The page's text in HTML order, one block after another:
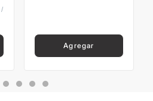
/
Agregar